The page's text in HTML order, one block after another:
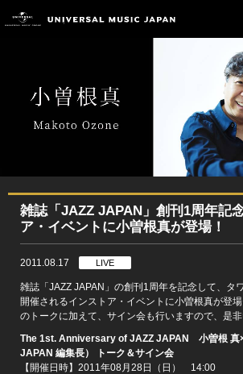
雑誌「JAZZ JAPAN」創刊1周年記
ア・イベントに小曽根真が登場！
2011.08.17 LIVE
雑誌「JAZZ JAPAN」の創刊1周年を記念して、タ
開催されるインストア・イベントに小曽根真が登
のトークに加えて、サイン会も行いますので、是非
The 1st. Anniversary of JAZZ JAPAN 小曽根 真
JAPAN 編集長） トーク＆サイン会
【開催日時】2011年08月28日（日） 14:00